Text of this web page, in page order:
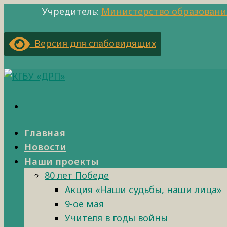
Учредитель: Министерство
Версия для слабовидящих
Главная
Новости
Наши проекты
80 лет Победе
Акция «Наши судьбы, наши лица»
9-ое мая
Учителя в годы войны